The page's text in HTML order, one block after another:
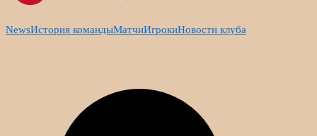
NewsИстория командыМатчиИгрокиНовости клуба